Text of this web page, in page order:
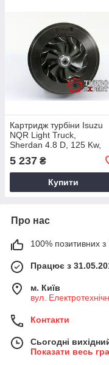
Картридж турбіни Isuzu
NQR Light Truck,
Sherdan 4.8 D, 125 Kw,
4HE1XS, 8971894520,
1997-1999, 700716-0001
5 237 ₴
Купити
Про нас
100% позитивних з
Працює з
м. Київ
вул.
Контакти
Сьогодні
Показати весь